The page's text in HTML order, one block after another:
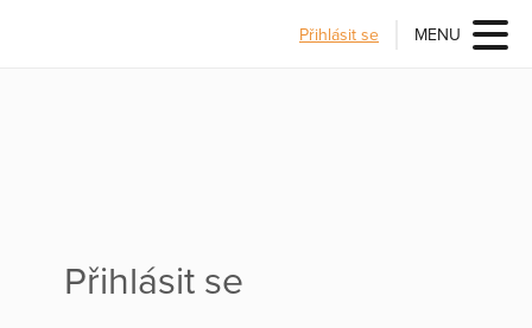
Přihlásit se MENU
Přihlásit se